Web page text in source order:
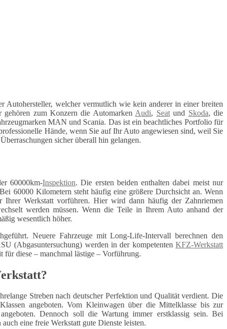
Autohersteller, welcher vermutlich wie kein anderer in einer breiten
gehören zum Konzern die Automarken Audi, Seatund Skoda, die
MAN und Scania. Das ist ein beachtliches Portfolio für
Hände, wenn Sie auf Ihr Auto angewiesen sind, weil Sie
sicher überall hin gelangen.
60000km-Inspektion. Die ersten beiden enthalten dabei meist nur
60000 Kilometern steht häufig eine größere Durchsicht an. Wenn
Werkstatt vorführen. Hier wird dann häufig der Zahnriemen
werden müssen. Wenn die Teile in Ihrem Auto anhand der
wesentlich höher.
Neuere Fahrzeuge mit Long-Life-Intervall berechnen den
(Abgasuntersuchung) werden in der kompetenten KFZ-Werkstatt
für diese – manchmal lästige – Vorführung.
Streben nach deutscher Perfektion und Qualität verdient. Die
angeboten. Vom Kleinwagen über die Mittelklasse bis zur
Dennoch soll die Wartung immer erstklassig sein. Bei
eine freie Werkstatt gute Dienste leisten.